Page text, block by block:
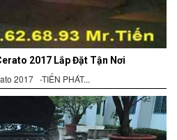
2017 Lắp Đặt Tận Nơi
2017 -TIẾN PHÁT...